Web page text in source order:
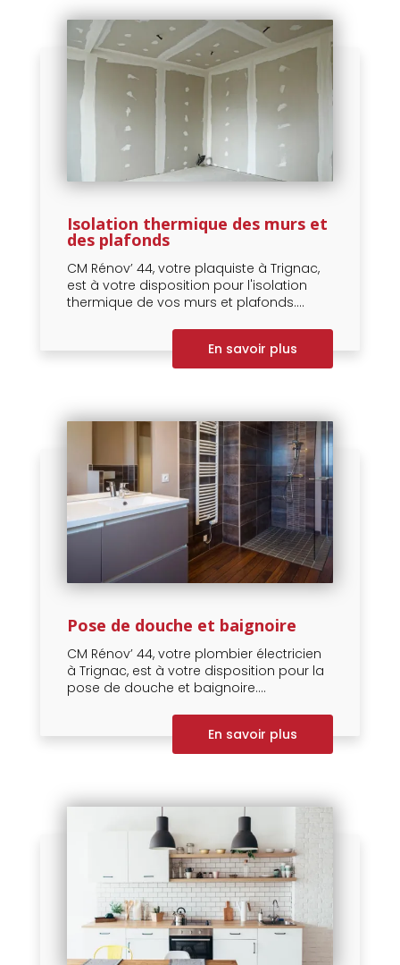
Isolation thermique des murs et
des plafonds
CM Rénov’ 44, votre plaquiste à Trignac,
est à votre disposition pour l'isolation
thermique de vos murs et plafonds....
En savoir plus
Pose de douche et baignoire
CM Rénov’ 44, votre plombier électricien
à Trignac, est à votre disposition pour la
pose de douche et baignoire....
En savoir plus